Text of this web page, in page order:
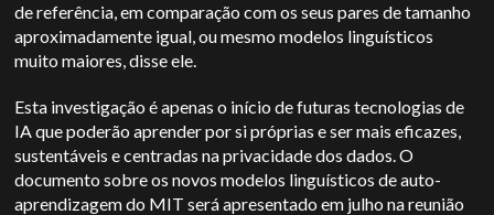
de referência, em comparação com os seus pares de tamanho
aproximadamente igual, ou mesmo modelos linguísticos
muito maiores, disse ele.
Esta investigação é apenas o início de futuras tecnologias de
IA que poderão aprender por si próprias e ser mais eficazes,
sustentáveis e centradas na privacidade dos dados. O
documento sobre os novos modelos linguísticos de auto-
aprendizagem do MIT será apresentado em julho na reunião